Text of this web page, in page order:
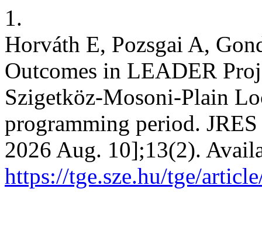
1.
Horváth E, Pozsgai A,
Outcomes in LEADER
Szigetköz-Mosoni-Plain
programming period.
2026 Aug. 10];13(2).
https://tge.sze.hu/tge/